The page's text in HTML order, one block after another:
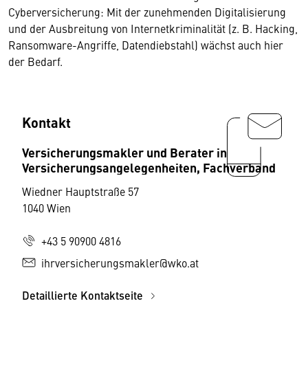
Cyberversicherung: Mit der zunehmenden Digitalisierung
und der Ausbreitung von Internetkriminalität (z. B. Hacking,
Ransomware-Angriffe, Datendiebstahl) wächst auch hier
der Bedarf.
Kontakt
Versicherungsmakler und Berater in
Versicherungsangelegenheiten, Fachverband
Wiedner Hauptstraße 57
1040 Wien
+43 5 90900 4816
ihrversicherungsmakler@wko.at
Detaillierte Kontaktseite